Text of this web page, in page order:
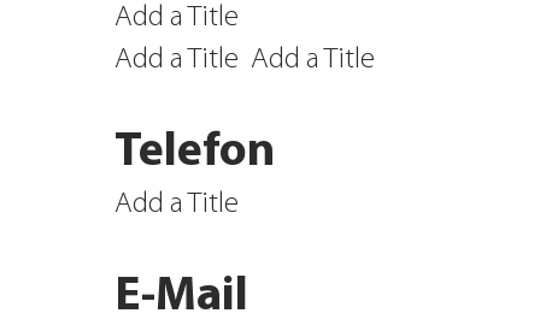
Add a Title
Telefon
E-Mail
Add a Title
Add a Title
Add a Title